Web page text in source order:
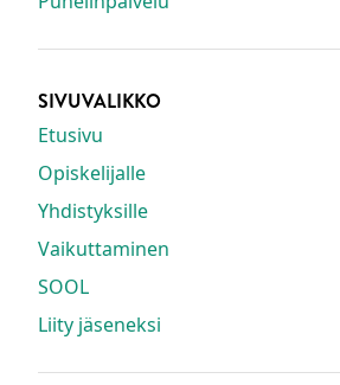
SIVUVALIKKO
Etusivu
Opiskelijalle
Yhdistyksille
Vaikuttaminen
SOOL
Liity jäseneksi